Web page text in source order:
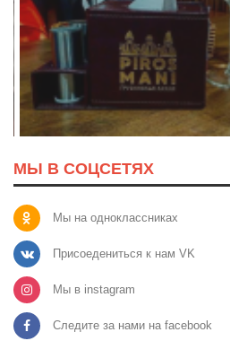
МЫ В СОЦСЕТЯХ
Мы на одноклассниках
Присоедениться к нам VK
Мы в instagram
Следите за нами на facebook